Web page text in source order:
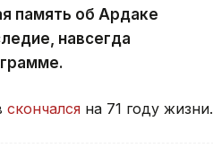
память об Ардаке
навсегда
скончался на 71 году жизни.